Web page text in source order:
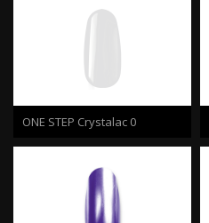
ONE STEP Crystalac 0